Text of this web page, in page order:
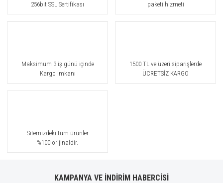
256bit SSL Sertifikası
paketi hizmeti
Maksimum 3 iş günü içinde
Kargo İmkanı
1500 TL ve üzeri siparişlerde
ÜCRETSİZ KARGO
Sitemizdeki tüm ürünler
%100 orijinaldir.
KAMPANYA VE İNDİRİM HABERCİSİ